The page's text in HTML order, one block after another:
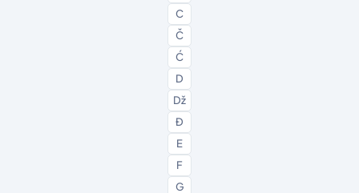
C
Č
Ć
D
Dž
Đ
E
F
G